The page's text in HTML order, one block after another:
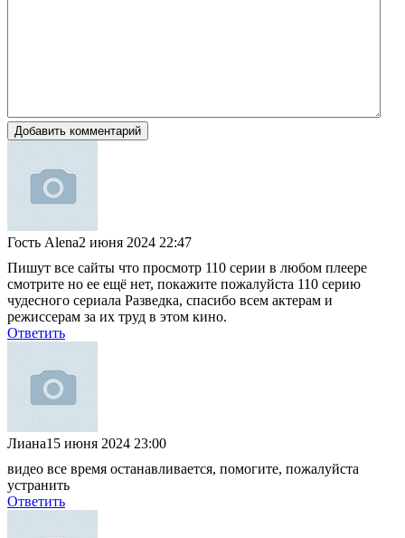
Добавить комментарий
Гость Alena2 июня 2024 22:47
Пишут все сайты что просмотр 110 серии в любом плеере
смотрите но ее ещё нет, покажите пожалуйста 110 серию
чудесного сериала Разведка, спасибо всем актерам и
режиссерам за их труд в этом кино.
Ответить
Лиана15 июня 2024 23:00
видео все время останавливается, помогите, пожалуйста
устранить
Ответить